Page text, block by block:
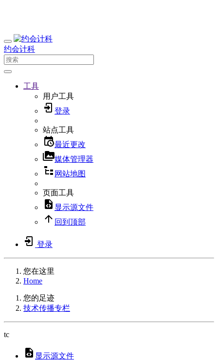
约会计科
工具
用户工具
登录
站点工具
最近更改
媒体管理器
网站地图
页面工具
显示源文件
回到顶部
登录
您在这里
Home
您的足迹
技术传播专栏
tc
显示源文件